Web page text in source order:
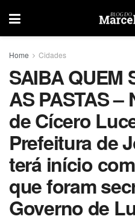
Home Cidades
SAIBA QUEM
AS PASTAS –
de Cícero
Prefeitura de
terá início
que foram
Governo de